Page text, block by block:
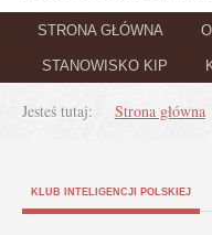
STRONA GŁÓWNA
STANOWISKO KIP
Jesteś tutaj: Strona główna
KLUB INTELIGENCJI POLSKIEJ